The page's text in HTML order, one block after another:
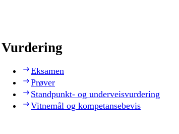
Vurdering
Eksamen
Prøver
Standpunkt- og underveisvurdering
Vitnemål og kompetansebevis